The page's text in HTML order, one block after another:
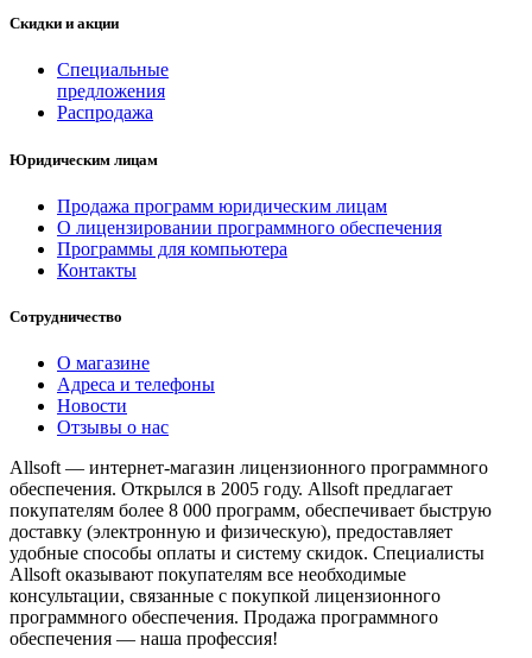
Скидки и акции
Специальные
предложения
Распродажа
Юридическим лицам
Продажа программ юридическим лицам
О лицензировании программного обеспечения
Программы для компьютера
Контакты
Сотрудничество
О магазине
Адреса и телефоны
Новости
Отзывы о нас
Allsoft — интернет-магазин лицензионного программного
обеспечения. Открылся в 2005 году. Allsoft предлагает
покупателям более 8 000 программ, обеспечивает быструю
доставку (электронную и физическую), предоставляет
удобные способы оплаты и систему скидок. Специалисты
Allsoft оказывают покупателям все необходимые
консультации, связанные с покупкой лицензионного
программного обеспечения. Продажа программного
обеспечения — наша профессия!